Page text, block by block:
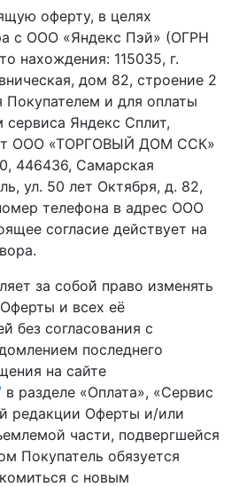
оферту, в целях
с ООО «Яндекс Пэй» (ОГРН
нахождения: 115035, г.
дом 82, строение 2
Покупателем и для оплаты
Яндекс Сплит,
ООО «ТОРГОВЫЙ ДОМ ССК»
446436, Самарская
ул. 50 лет Октября, д. 82,
телефона в адрес ООО
согласие действует на
за собой̆ право изменять
и всех её
без согласования с
последнего
на сайте
в разделе «Оплата», «Сервис
редакции Оферты и/или
части, подвергшейся
Покупатель обязуется
с новым